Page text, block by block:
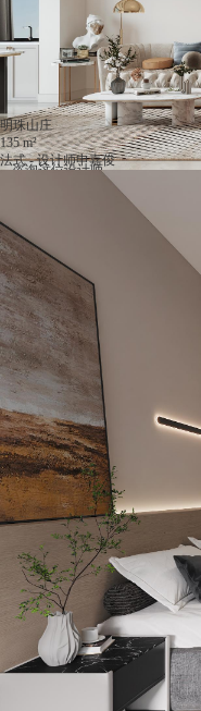
明珠山庄
135 m²
法式 - 设计师申嘉俊
咨询这位设计师